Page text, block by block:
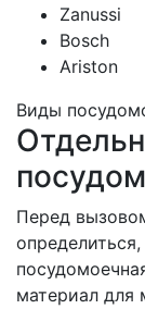
Zanussi
Bosch
Ariston
Виды
Перед
материал для